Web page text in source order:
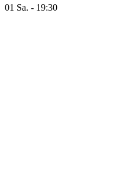
01 Sa. - 19:30